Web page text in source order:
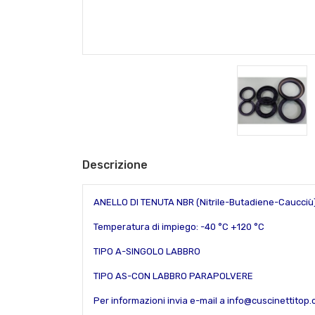
Descrizione
ANELLO DI TENUTA NBR (Nitrile-Butadiene-
Temperatura di impiego: -40 °C +120 °C
TIPO A-SINGOLO LABBRO
TIPO AS-CON LABBRO PARAPOLVERE
Per informazioni invia e-mail a